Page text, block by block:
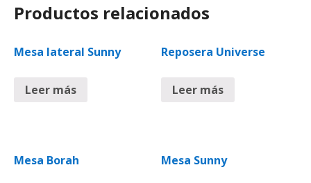
Productos relacionados
Mesa lateral Sunny
Leer más
Reposera Universe
Leer más
Mesa Borah Mesa Sunny